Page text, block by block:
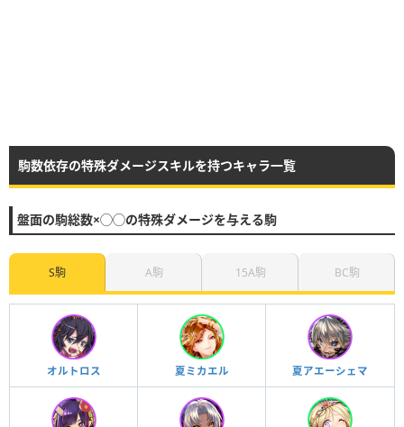
駒数依存の特殊ダメージスキルを持つキャラ一覧
盤面の駒総数×◯◯の特殊ダメージを与える駒
S駒 A駒 15A駒 BC駒
オルトロス 夏ミカエル 夏アエーシェマ